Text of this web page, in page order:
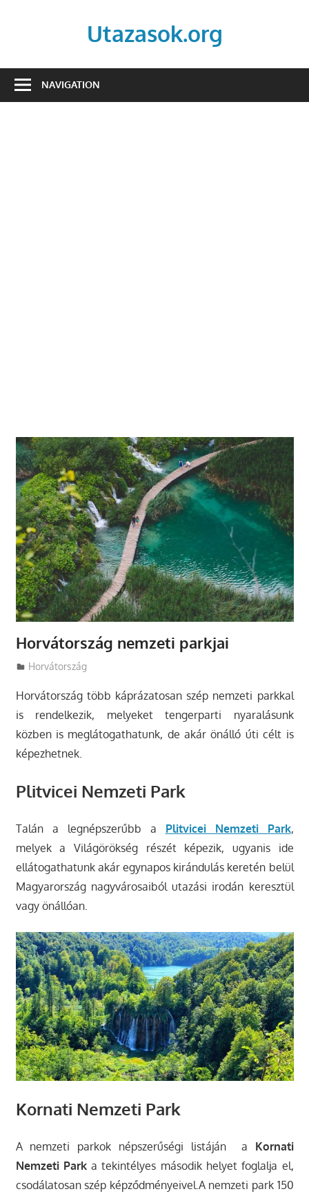
Utazasok.org
NAVIGATION
Horvátország nemzeti parkjai
Utazasok.org
Horvátország
Horvátország több káprázatosan szép nemzeti parkkal
is rendelkezik, melyeket tengerparti nyaralásunk
közben is meglátogathatunk, de akár önálló úti célt is
képezhetnek.
Plitvicei Nemzeti Park
Talán a legnépszerűbb a Plitvicei Nemzeti Park,
melyek a Világörökség részét képezik, ugyanis ide
ellátogathatunk akár egynapos kirándulás keretén belül
Magyarország nagyvárosaiból utazási irodán keresztül
vagy önállóan.
Kornati Nemzeti Park
A nemzeti parkok népszerűségi listáján a Kornati
Nemzeti Parka tekintélyes második helyet foglalja el,
csodálatosan szép képződményeivel.A nemzeti park 150